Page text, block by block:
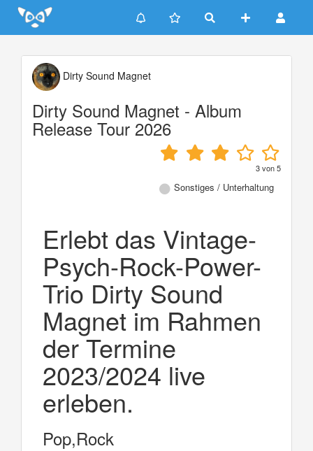
Update cookies preferences
Dirty Sound Magnet
Dirty Sound Magnet - Album
Release Tour 2026
3von5
Sonstiges / Unterhaltung
Erlebt das Vintage-
Psych-Rock-Power-
Trio Dirty Sound
Magnet im Rahmen
der Termine
2023/2024 live
erleben.
Pop,Rock